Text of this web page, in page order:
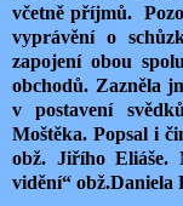
včetně příjmů.
vyprávění o
zapojení obou
obchodů. Zazněla
v postavení
Moštěka. Popsal i
obž. Jiřího Eliáše.
vidění“ obž.Daniela